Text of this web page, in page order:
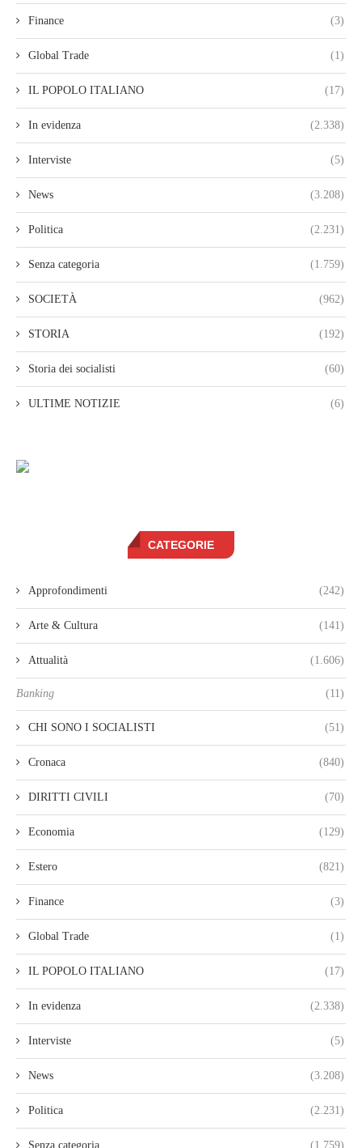
Finance (3)
Global Trade (1)
IL POPOLO ITALIANO (17)
In evidenza (2.338)
Interviste (5)
News (3.208)
Politica (2.231)
Senza categoria (1.759)
SOCIETÀ (962)
STORIA (192)
Storia dei socialisti (60)
ULTIME NOTIZIE (6)
CATEGORIE
Approfondimenti (242)
Arte & Cultura (141)
Attualità (1.606)
Banking (11)
CHI SONO I SOCIALISTI (51)
Cronaca (840)
DIRITTI CIVILI (70)
Economia (129)
Estero (821)
Finance (3)
Global Trade (1)
IL POPOLO ITALIANO (17)
In evidenza (2.338)
Interviste (5)
News (3.208)
Politica (2.231)
Senza categoria (1.759)